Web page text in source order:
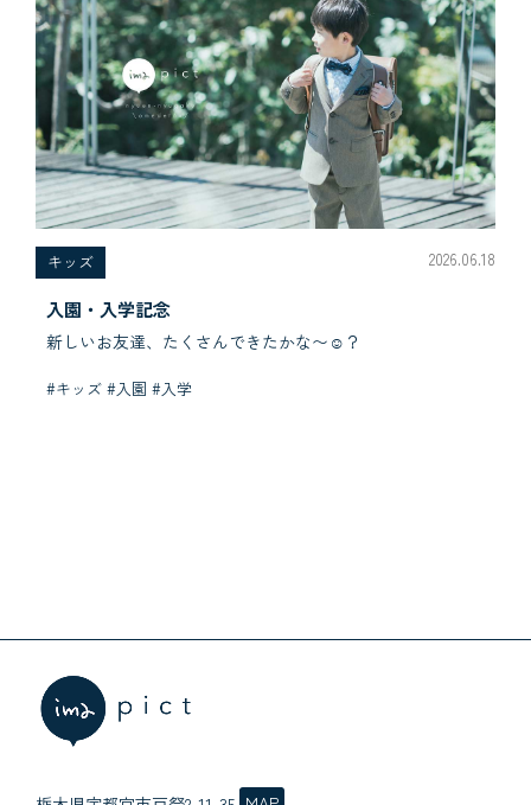
キッズ 2026.06.18
入園・入学記念
新しいお友達、たくさんできたかな〜☺︎？
#キッズ #入園 #入学